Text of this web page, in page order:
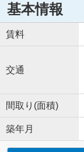
基本情報
賃料
交通
間取り(面積)
築年月